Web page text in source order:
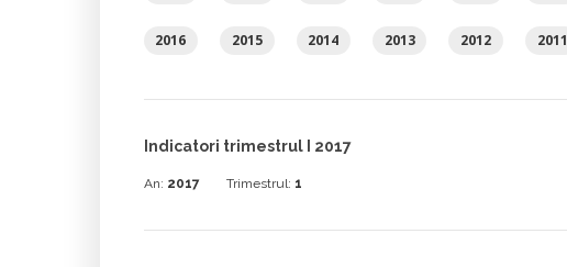
2016 2015 2014 2013 2012 2011
Indicatori trimestrul I 2017
An: 2017 Trimestrul: 1